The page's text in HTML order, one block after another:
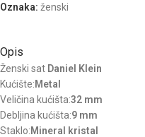
Oznaka: ženski
Opis
Ženski sat Daniel Klein
Kućište:Metal
Veličina kućišta:32 mm
Debljina kućišta:9 mm
Staklo:Mineral kristal